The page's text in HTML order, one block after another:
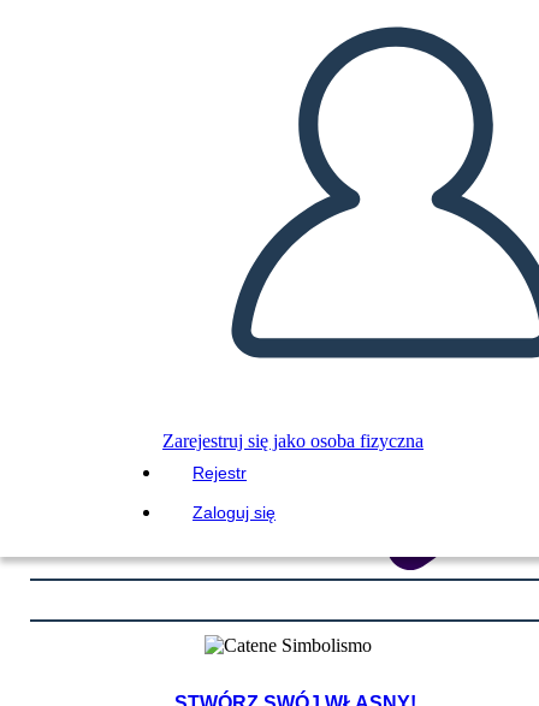
Zarejestruj się jako osoba fizyczna
Rejestr
Zaloguj się
ODTWARZANIE POKAZU SLAJDÓW
PRZECZYTAJ MI